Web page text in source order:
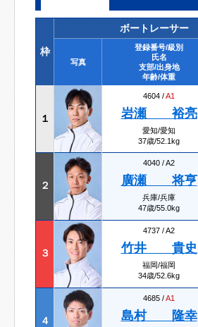
枠
ボートレーサー
写真
登録番号/級別
氏名
支部/出身地
年齢/体重
１
4604 /A1
岩瀬 裕亮
愛知/愛知
37歳/52.1kg
２
4040 /A2
廣瀬 将亨
兵庫/兵庫
47歳/55.0kg
３
4737 /A2
竹井 貴史
福岡/福岡
34歳/52.6kg
４
4685 /A1
島村 隆幸